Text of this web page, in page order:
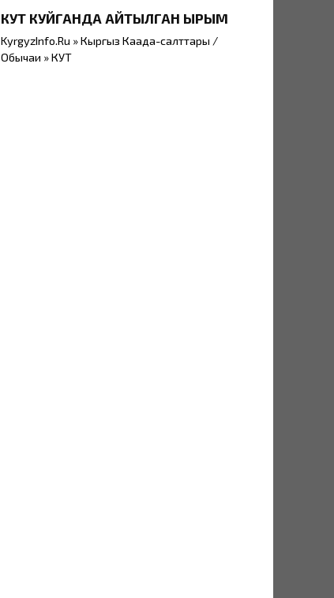
КУТ КУЙГАНДА АЙТЫЛГАН ЫРЫМ
KyrgyzInfo.Ru » Кыргыз Каада-салттары /
Обычаи » КУТ